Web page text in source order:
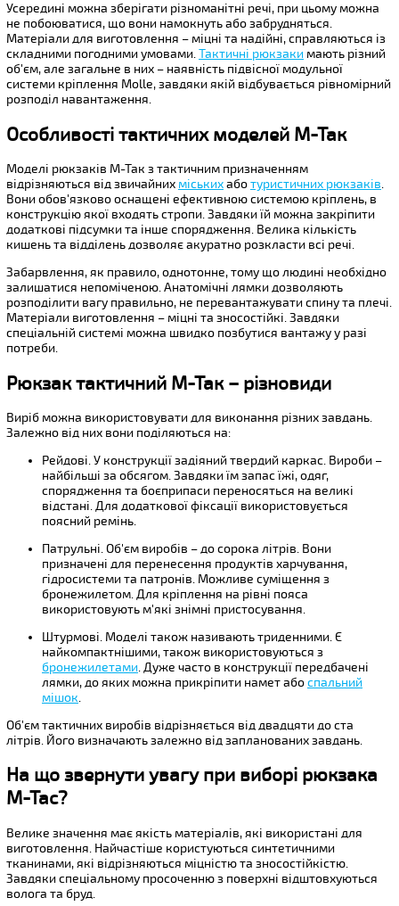
Усередині можна зберігати різноманітні речі, при цьому можна
не побоюватися, що вони намокнуть або забрудняться.
Матеріали для виготовлення – міцні та надійні, справляються із
складними погодними умовами.Тактичні рюкзаки мають різний
об'єм, але загальне в них – наявність підвісної модульної
системи кріплення Molle, завдяки якій відбувається рівномірний
розподіл навантаження.
Особливості тактичних моделей М-Так
Моделі рюкзаків М-Так з тактичним призначенням
відрізняються від звичайних міськихаботуристичних рюкзаків.
Вони обов'язково оснащені ефективною системою кріплень, в
конструкцію якої входять стропи. Завдяки їй можна закріпити
додаткові підсумки та інше спорядження. Велика кількість
кишень та відділень дозволяє акуратно розкласти всі речі.
Забарвлення, як правило, однотонне, тому що людині необхідно
залишатися непоміченою. Анатомічні лямки дозволяють
розподілити вагу правильно, не перевантажувати спину та плечі.
Матеріали виготовлення – міцні та зносостійкі. Завдяки
спеціальній системі можна швидко позбутися вантажу у разі
потреби.
Рюкзак тактичний М-Так – різновиди
Виріб можна використовувати для виконання різних завдань.
Залежно від них вони поділяються на:
Рейдові. У конструкції задіяний твердий каркас. Вироби –
найбільші за обсягом. Завдяки їм запас їжі, одяг,
спорядження та боєприпаси переносяться на великі
відстані. Для додаткової фіксації використовується
поясний ремінь.
Патрульні. Об'єм виробів – до сорока літрів. Вони
призначені для перенесення продуктів харчування,
гідросистеми та патронів. Можливе суміщення з
бронежилетом. Для кріплення на рівні пояса
використовують м'які знімні пристосування.
Штурмові. Моделі також називають триденними. Є
найкомпактнішими, також використовуються з
бронежилетами. Дуже часто в конструкції передбачені
лямки, до яких можна прикріпити намет абоспальний
мішок.
Об'єм тактичних виробів відрізняється від двадцяти до ста
літрів. Його визначають залежно від запланованих завдань.
На що звернути увагу при виборі рюкзака
M-Tac?
Велике значення має якість матеріалів, які використані для
виготовлення. Найчастіше користуються синтетичними
тканинами, які відрізняються міцністю та зносостійкістю.
Завдяки спеціальному просоченню з поверхні відштовхуються
волога та бруд.